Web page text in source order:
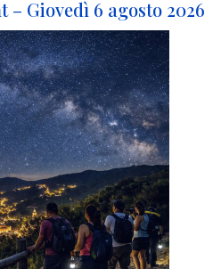
Giovedì 6 agosto 2026